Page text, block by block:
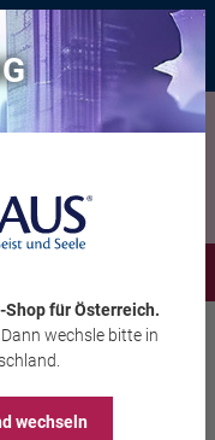
eintauchen , gültig bis
Shopfür Österreich.
wechsle bitte in
wechseln